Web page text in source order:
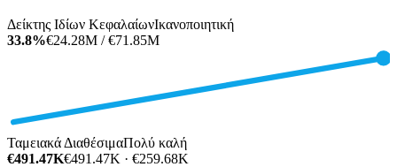
Δείκτης Ιδίων ΚεφαλαίωνΙκανοποιητική
33.8%€24.28M / €71.85M
Ταμειακά ΔιαθέσιμαΠολύ καλή
€491.47K€491.47K · €259.68K